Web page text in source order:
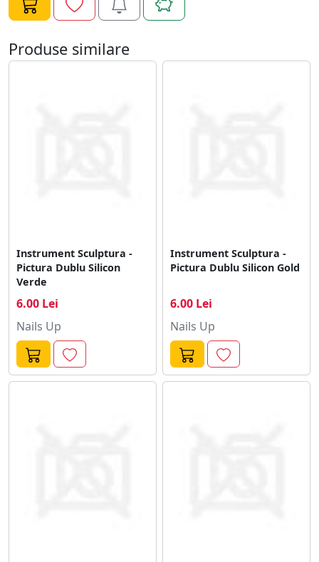
Produse similare
Instrument Sculptura -
Pictura Dublu Silicon
Verde
6.00 Lei
Nails Up
Instrument Sculptura -
Pictura Dublu Silicon Gold
6.00 Lei
Nails Up